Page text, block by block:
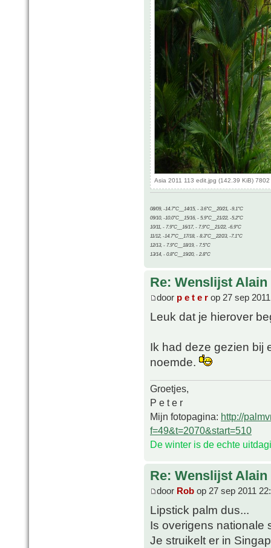
Asia 2011 113 edit.jpg (142.39 KiB)
08/09, -14.7°C__14/15, - 3.6°C__20/21, -9.1°C
09/10, -10.0°C__15/16, - 5.9°C__21/22, -5.2°C
10/11, - 7.9°C__16/17, - 7.9°C__21/22, -6.9°C
11/12, -14.7°C__17/18, - 8.3°C__22/23, -7.1°C
12/13, - 7.9°C__18/19, - 7.5°C
13/14, - 0.8°C__19/20, - 2.8°C
Re: Wenslijst Alain
door p e t e r op 27 sep
Leuk dat je hierover
Ik had deze gezien bij
noemde.
Groetjes,
P e t e r
Mijn fotopagina: http://
f=49&t=2070&start=510
De winter is de echte
Re: Wenslijst Alain
door Rob op 27 sep 2011
Lipstick palm dus...
Is overigens nationale
Je struikelt er in